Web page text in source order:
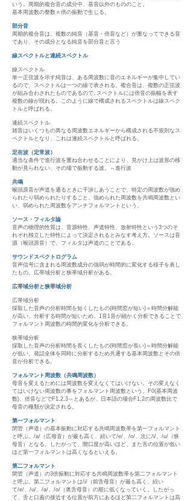
いう。周期的複合音の成分中、基音以外のもののこと。
基本周波数の整数ｎ倍の振動で生じる。
部分音
周期的複合音は、複数の純音（基音・倍音など）が重なってできる音
であり、その成分となる純音を部分音と言う
線スペクトルと連続スペクトル
線スペクトル
単一正弦波を示す純音は、ある周波数に音のエネルギーが集中してい
るので、スペクトルは一つの線で表される。複合音は、複数の正弦波
が組み合わされたものであるので､スペクトルには倍音の振幅を表す
複数の線が現れる。このように線で構成されるスペクトルは線スペク
トルと呼ばれる。
連続スペクトル
雑音はいくつもの異なる周波数エネルギーから構成される不規則なス
ペクトルとなり、これは連続スペクトルと呼ばれる。
定在波（定常波）
適当な条件で進行波を重ね合わせることにより、見かけ上は波形の移
動が見られない、その場で振動する波。⇔進行波
共鳴
喉頭原音が声道を通るときに干渉しあうことで、特定の周波数が強め
られたり弱められたりすること。強められた周波数を共鳴周波数とい
い、弱められた周波数をアンチフォルマントという。
ソース・フィルタ論
音声の物理的性質は、音源特性、声道特性、放射特性という3つのそ
れぞれ独立した特性によって決定されるとみなす考え方。ソースは音
源（喉頭原音）で、フィルタは声道のことである。
サウンドスペクトログラム
音声信号に含まれる周波数成分の強弱が時間的に変化する様子を表し
たもの。広帯域分析と狭帯域分析がある。
広帯域分析と狭帯域分析
広帯域分析
採取した音声の分析時間を短くしたもの(時間窓が短い)＝時間分解能
が高い。分析する時間が短いため、1音1音が細かく分析できることで
フォルマント周波数の時間的変化を分析できる。
狭帯域分析
採取した音声の分析時間を長くしたもの(時間窓が長い)＝時間分解能
が低い。発話全体を同時に分析するため共通する基本周波数とその倍
音が分析できる。
フォルマント周波数（共鳴周波数）
母音を変えるためには周波数を変えなくてはいけない。その変えなく
てはいけない周波数の事をフォルマント周波数という。F0(基本周波
数)、倍音などでF1,2,3～とあるが、日本語の場合F1,2の周波数比で
母音の種類が決定される。
第一フォルマント
閉管（声道）の基本振動に対応する共鳴周波数帯を第一フォルマント
と呼ぶ。/a/（広母音）が最も高く、続いて/e/、/o/、次に/i/、/u/（狭
母音）となる。したがって、開口度が高いほど、また舌の位置が低い
ほど第一フォルマントは高くなるといえる。
第二フォルマント
閉管（声道）の3倍振動に対応する共鳴周波数帯を第二フォルマント
と呼ぶ。第二フォルマントは/i/（前舌母音）が最も高く、続い
て/e/、/u/、/a/、/o/（奥舌母音）の順に低くなっていく。したがっ
て、舌と口蓋の接近する位置が前方にあるほど第二フォルマントは高